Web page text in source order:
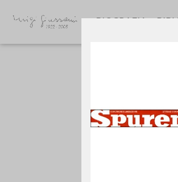
BIOGRAFIA